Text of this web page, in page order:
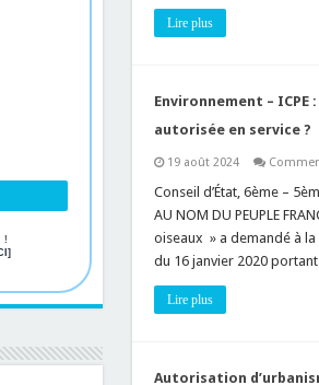
Lire plus
Environnement –
autorisée en service ?
19 août 2024
Conseil d’État, 6ème –
AU NOM DU PEUPLE
oiseaux » a demandé à la
du 16 janvier 2020
Lire plus
Autorisation
!